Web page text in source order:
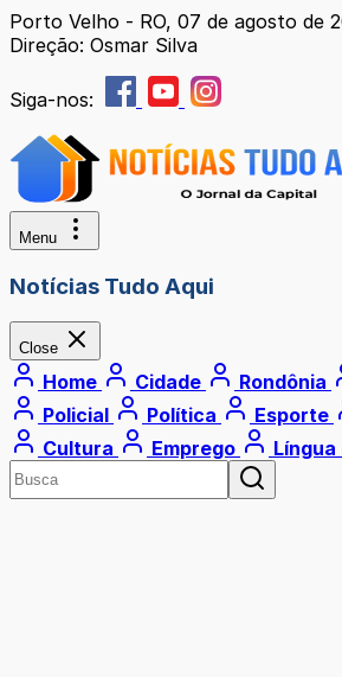
Porto Velho - RO, 07 de agosto de
Direção: Osmar Silva
Siga-nos:
Menu
Notícias Tudo Aqui
Close
Home Cidade Rondônia
Policial
Política Esporte
Cultura
Emprego Língua